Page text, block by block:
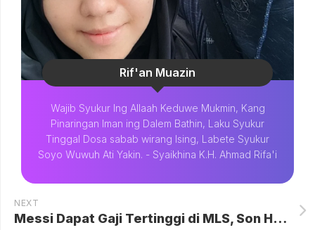
Rif'an Muazin
Wajib Syukur Ing Allaah Keduwe Mukmin, Kang
Pinaringan Iman ing Dalem Bathin, Laku Syukur
Tinggal Dosa sabab wirang Ising, Labete Syukur
Soyo Wuwuh Ati Yakin. - Syaikhina K.H. Ahmad Rifa'i
NEXT
Messi Dapat Gaji Tertinggi di MLS, Son Heung-min Setengahnya, dengan Perbandingan Gaji Pemain Bintang Lainnya